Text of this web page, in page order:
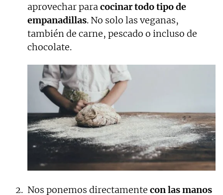
aprovechar paracocinar todo tipo de
empanadillas. No solo las veganas,
también de carne, pescado o incluso de
chocolate.
Nos ponemos directamente con las manos